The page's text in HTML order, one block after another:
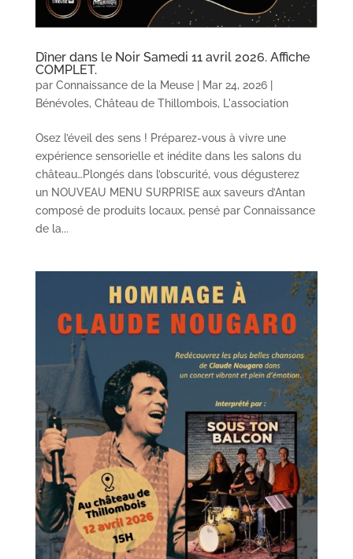
Dîner dans le Noir Samedi 11 avril 2026. Affiche
COMPLET.
par Connaissance de la Meuse| Mar 24, 2026|
Bénévoles, Château de Thillombois, L'association
Osez l’éveil des sens ! Préparez-vous à vivre une
expérience sensorielle et inédite dans les salons du
château…Plongés dans l’obscurité, vous dégusterez
un NOUVEAU MENU SURPRISE aux saveurs d’Antan
composé de produits locaux, pensé par Connaissance
de la...